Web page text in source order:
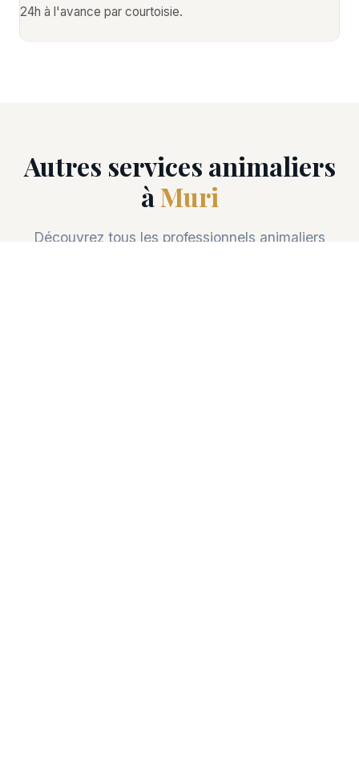
24h à l'avance par courtoisie.
Autres services animaliers
à Muri
Découvrez tous les professionnels animaliers